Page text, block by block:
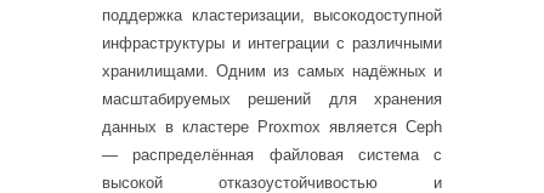
поддержка кластеризации, высокодоступной
инфраструктуры и интеграции с различными
хранилищами. Одним из самых надёжных и
масштабируемых решений для хранения
данных в кластере Proxmox является Ceph
— распределённая файловая система с
высокой отказоустойчивостью и